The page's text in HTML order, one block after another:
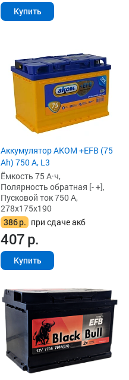
Купить
Аккумулятор AKOM +EFB (75
Ah) 750 А, L3
Ёмкость 75 А·ч,
Полярность обратная [- +],
Пусковой ток 750 А,
278x175x190
386р. при сдаче акб
407р.
Купить